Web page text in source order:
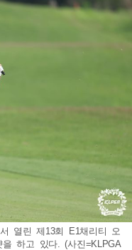
열린 제13회 E1채리티 오
하고 있다. (사진=KLPGA